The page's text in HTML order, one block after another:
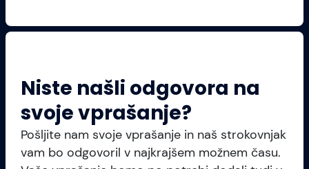
Niste našli odgovora na
svoje vprašanje?
Pošljite nam svoje vprašanje in naš strokovnjak
vam bo odgovoril v najkrajšem možnem času.